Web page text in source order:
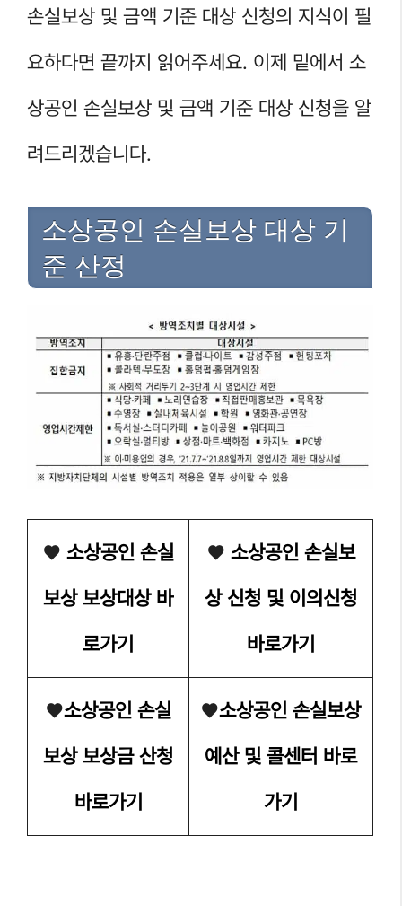
손실보상 및 금액 기준 대상 신청의 지식이 필
요하다면 끝까지 읽어주세요. 이제 밑에서 소
상공인 손실보상 및 금액 기준 대상 신청을 알
려드리겠습니다.
소상공인 손실보상 대상 기
준 산정
❤ 소상공인 손실
보상 보상대상 바
로가기
❤ 소상공인 손실보
상 신청 및 이의신청
바로가기
❤소상공인 손실
보상 보상금 산청
바로가기
❤소상공인 손실보상
예산 및 콜센터 바로
가기